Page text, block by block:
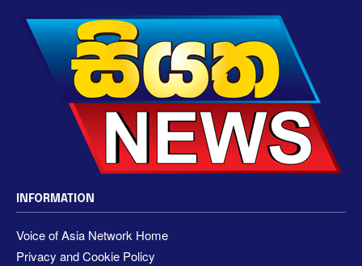
INFORMATION
Voice of Asia Network Home
Privacy and Cookie Policy